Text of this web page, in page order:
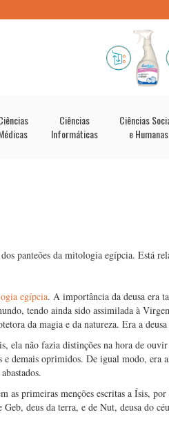
Ciências
Informáticas
Ciências
e Humanas
panteões da mitologia egípcia. Está
egípcia. A importância da deusa era
tendo ainda sido assimilada à
da magia e da natureza. Era a
ela não fazia distinções na hora de
e demais oprimidos. De igual modo, era
as primeiras menções escritas a Ísis,
deus da terra, e de Nut, deusa do